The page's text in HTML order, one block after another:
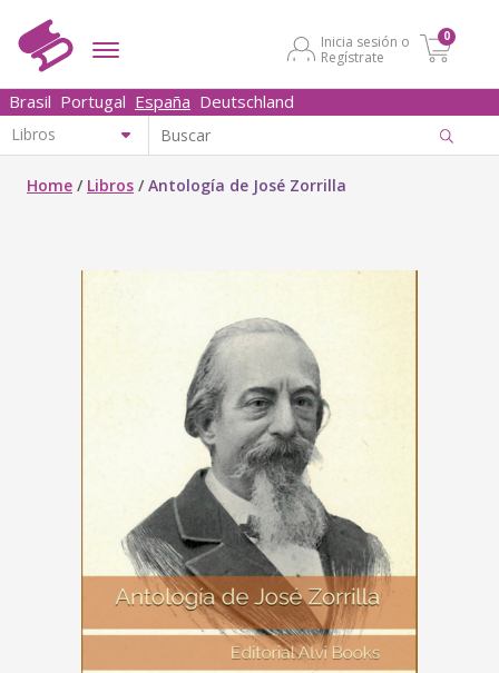
Inicia sesión o
Regístrate
0
Brasil Portugal España Deutschland
Home / Libros /Antología de José Zorrilla